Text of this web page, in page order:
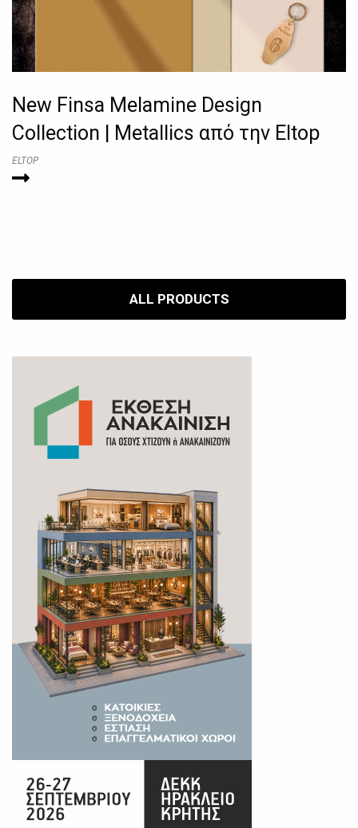
New Finsa Melamine Design
Collection | Metallics από την Eltop
ELTOP
ALL PRODUCTS